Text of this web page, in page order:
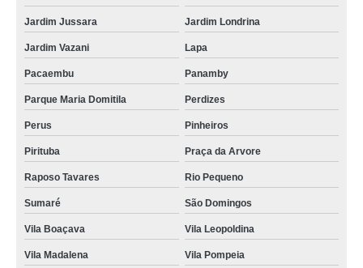
onde comprar cartão de acesso pvc Lapa
cartão fidelidade pvc preço Jabaquara
cartão de acesso pvc valor Ponte Rasa
cartão de pvc preço Vila Guilherme
empresa que faz cartão de pvc personalizado Vila Suzana
cartão de visita em pvc Indaiatuba
cartão pvc preço Pinheiros
onde comprar cartão pvc Parque Mandaqui
cartão pvc Vila Andrade
Jardim Jussara Jardim Londrina
Jardim Vazani Lapa
Pacaembu Panamby
Parque Maria Domitila Perdizes
Perus Pinheiros
Pirituba Praça da Arvore
Raposo Tavares Rio Pequeno
Sumaré São Domingos
Vila Boaçava Vila Leopoldina
Vila Madalena Vila Pompeia